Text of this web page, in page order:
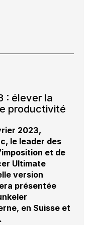
: élever la
productivité
2023,
le leader des
et de
Ultimate
version
présentée
en Suisse et